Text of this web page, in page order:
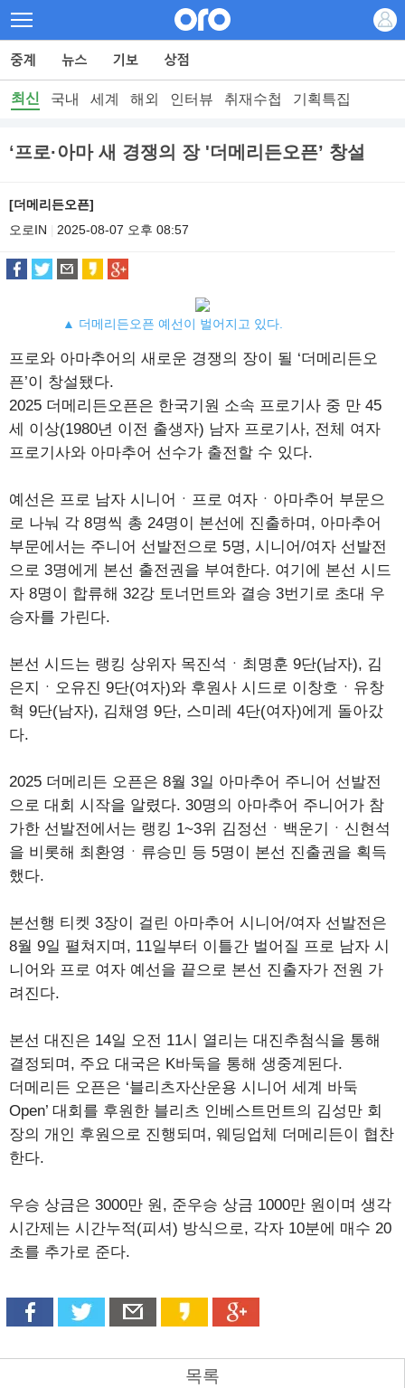
최신 국내 세계 해외 인터뷰 취재수첩 기획특집
‘프로·아마 새 경쟁의 장 '더메리든오픈’ 창설
[더메리든오픈]
오로IN
2025-08-07 오후 08:57
▲ 더메리든오픈 예선이 벌어지고 있다.
프로와 아마추어의 새로운 경쟁의 장이 될 ‘더메리든오
픈’이 창설됐다.
2025 더메리든오픈은 한국기원 소속 프로기사 중 만 45
세 이상(1980년 이전 출생자) 남자 프로기사, 전체 여자
프로기사와 아마추어 선수가 출전할 수 있다.
예선은 프로 남자 시니어ㆍ프로 여자ㆍ아마추어 부문으
로 나눠 각 8명씩 총 24명이 본선에 진출하며, 아마추어
부문에서는 주니어 선발전으로 5명, 시니어/여자 선발전
으로 3명에게 본선 출전권을 부여한다. 여기에 본선 시드
자 8명이 합류해 32강 토너먼트와 결승 3번기로 초대 우
승자를 가린다.
본선 시드는 랭킹 상위자 목진석ㆍ최명훈 9단(남자), 김
은지ㆍ오유진 9단(여자)와 후원사 시드로 이창호ㆍ유창
혁 9단(남자), 김채영 9단, 스미레 4단(여자)에게 돌아갔
다.
2025 더메리든 오픈은 8월 3일 아마추어 주니어 선발전
으로 대회 시작을 알렸다. 30명의 아마추어 주니어가 참
가한 선발전에서는 랭킹 1~3위 김정선ㆍ백운기ㆍ신현석
을 비롯해 최환영ㆍ류승민 등 5명이 본선 진출권을 획득
했다.
본선행 티켓 3장이 걸린 아마추어 시니어/여자 선발전은
8월 9일 펼쳐지며, 11일부터 이틀간 벌어질 프로 남자 시
니어와 프로 여자 예선을 끝으로 본선 진출자가 전원 가
려진다.
본선 대진은 14일 오전 11시 열리는 대진추첨식을 통해
결정되며, 주요 대국은 K바둑을 통해 생중계된다.
더메리든 오픈은 ‘블리츠자산운용 시니어 세계 바둑
Open’ 대회를 후원한 블리츠 인베스트먼트의 김성만 회
장의 개인 후원으로 진행되며, 웨딩업체 더메리든이 협찬
한다.
우승 상금은 3000만 원, 준우승 상금 1000만 원이며 생각
시간제는 시간누적(피셔) 방식으로, 각자 10분에 매수 20
초를 추가로 준다.
목록